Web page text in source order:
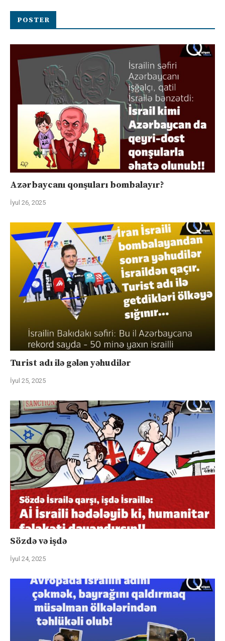
POSTER
Azərbaycanı qonşuları bombalayır?
İyul 26, 2025
Turist adı ilə gələn yəhudilər
İyul 25, 2025
Sözdə və işdə
İyul 24, 2025